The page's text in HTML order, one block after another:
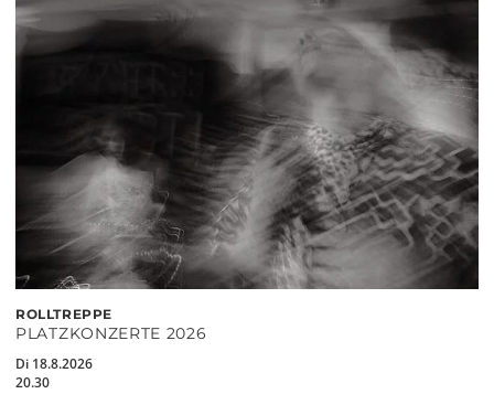
ROLLTREPPE
PLATZKONZERTE 2026
Di 18.8.2026
20.30